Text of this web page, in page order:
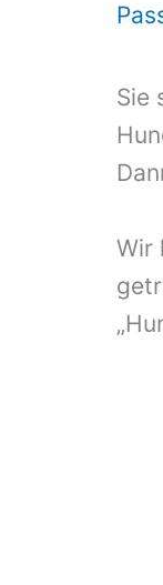
Sie
Wir